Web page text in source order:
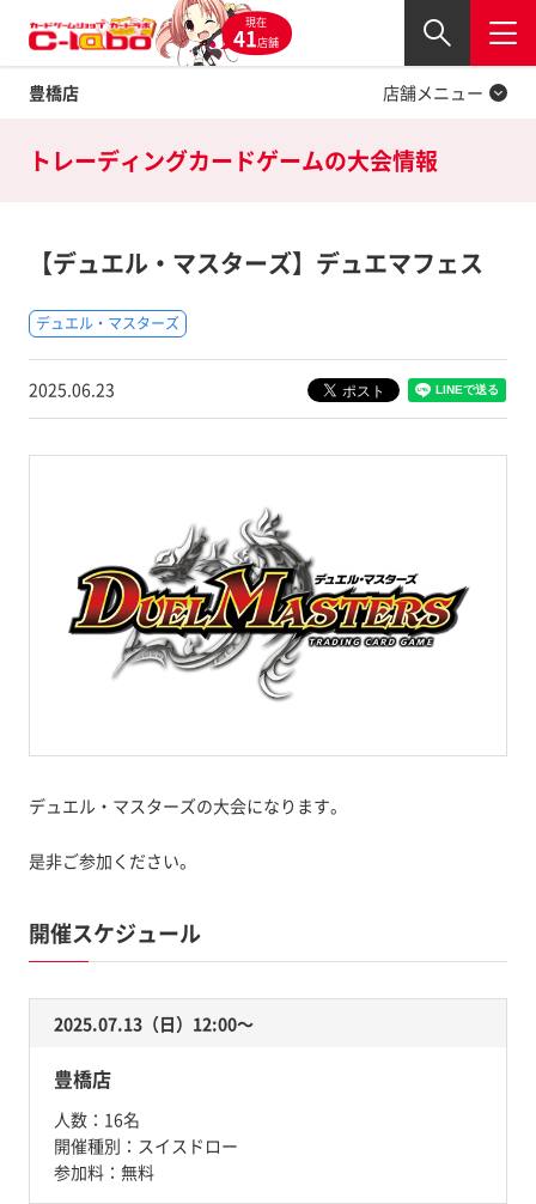
現在
41店舗
豊橋店
閉じる
店舗メニュー
Twitter
トレーディングカードゲームの大会情報
【デュエル・マスターズ】デュエマフェス
デュエル・マスターズ
2025.06.23
デュエル・マスターズの大会になります。
是非ご参加ください。
開催スケジュール
2025.07.13（日）12:00〜
豊橋店
人数： 16名
開催種別： スイスドロー
参加料： 無料